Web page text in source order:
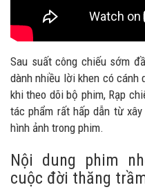
Sau suất công chiếu sớm
dành nhiều lời khen có cánh
khi theo dõi bộ phim, Rạp
tác phẩm rất hấp dẫn từ
hình ảnh trong phim.
Nội dung phim
cuộc đời thăng